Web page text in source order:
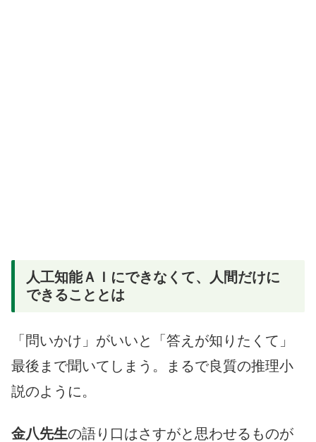
人工知能ＡＩにできなくて、人間だけに
できることとは
「問いかけ」がいいと「答えが知りたくて」
最後まで聞いてしまう。まるで良質の推理小
説のように。
金八先生の語り口はさすがと思わせるものが